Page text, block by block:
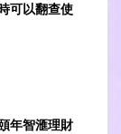
可以翻查使
年智滙理財